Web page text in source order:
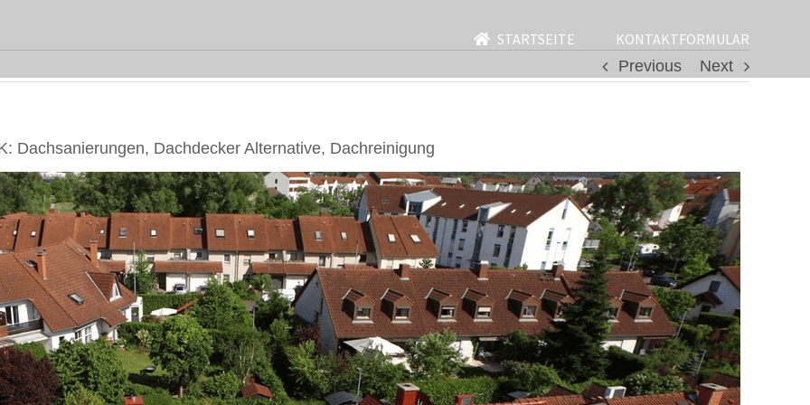
STARTSEITE
KONTAKTFORMULAR
Previous
Next
Dachsanierungen, Dachdecker Alternative, Dachreinigung